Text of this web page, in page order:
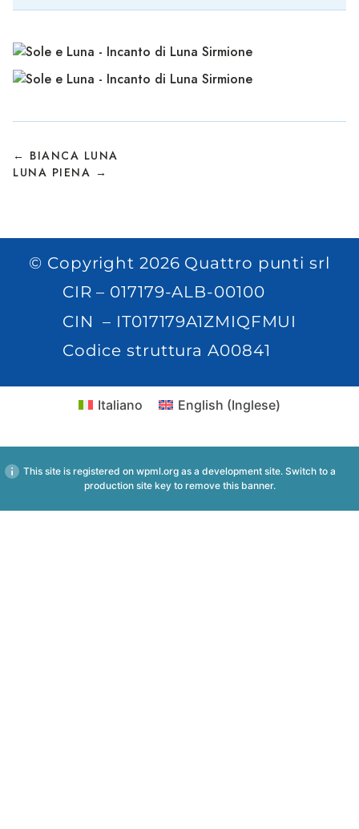
← BIANCA LUNA
LUNA PIENA →
© Copyright 2026 Quattro punti srl
CIR – 017179-ALB-00100
CIN – IT017179A1ZMIQFMUI
Codice struttura A00841
Italiano English (Inglese)
This site is registered on wpml.org as a development site. Switch to a
production site key to remove this banner.